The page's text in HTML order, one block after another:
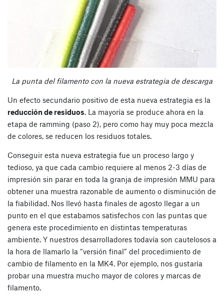
La punta del filamento con la nueva estrategia de descarga
Un efecto secundario positivo de esta nueva estrategia es la
reducción de residuos . La mayoría se produce ahora en la
etapa de ramming (paso 2), pero como hay muy poca mezcla
de colores, se reducen los residuos totales.
Conseguir esta nueva estrategia fue un proceso largo y
tedioso, ya que cada cambio requiere al menos 2-3 días de
impresión sin parar en toda la granja de impresión MMU para
obtener una muestra razonable de aumento o disminución de
la fiabilidad. Nos llevó hasta finales de agosto llegar a un
punto en el que estabamos satisfechos con las puntas que
genera este procedimiento en distintas temperaturas
ambiente. Y nuestros desarrolladores todavía son cautelosos a
la hora de llamarlo la “versión final” del procedimiento de
cambio de filamento en la MK4. Por ejemplo, nos gustaría
probar una muestra mucho mayor de colores y marcas de
filamento.